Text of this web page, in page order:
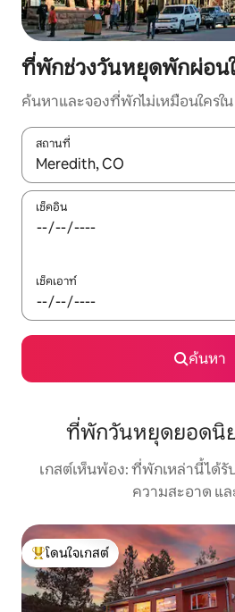
ที่พักช่วงวันหยุดพักผ่อนใ
ค้นหาและจองที่พักไม่เหมือนใครใ
สถานที่
ใช้ลูกศรขึ้นลง หรือใช้การสัมผัสหรือปั
เช็คอิน
เช็คเอาท์
ค้นหา
ที่พักวันหยุดยอดนิย
เกสต์เห็นพ้อง: ที่พักเหล่านี้ได้
ความสะอาด แ
โดนใจเกสต์ที่สุด
โดนใจเกสต์